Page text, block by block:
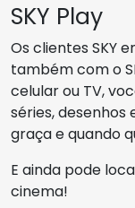
SKY Play
Os clientes SKY
também com o
celular ou TV,
séries,
graça e quando
E ainda pode
cinema!